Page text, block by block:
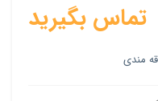
تماس بگیرید
مندی